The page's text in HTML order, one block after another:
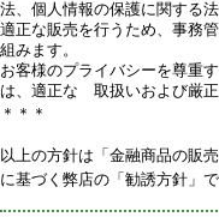
法、個人情報の保護に関する
適正な販売を行うため、事務
組みます。
お客様のプライバシーを尊重
は、適正な 取扱いおよび厳正
＊＊＊
以上の方針は「金融商品の販
に基づく弊店の「勧誘方針」で